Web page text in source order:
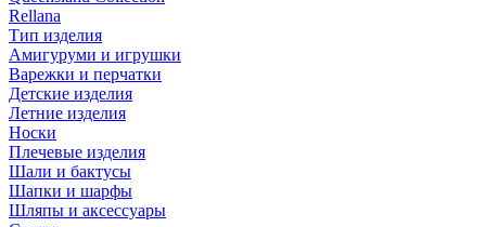
Rellana
Тип изделия
Амигуруми и игрушки
Варежки и перчатки
Детские изделия
Летние изделия
Носки
Плечевые изделия
Шали и бактусы
Шапки и шарфы
Шляпы и аксессуары